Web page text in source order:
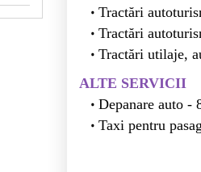
Tractări
Tractări
Tractări utilaje,
ALTE SERVICII
Depanare auto -
Taxi pentru